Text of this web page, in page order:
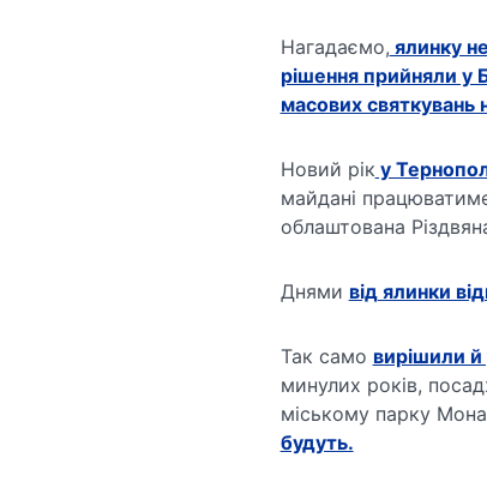
Нагадаємо, ялинку
рішення прийняли у
масових святкувань
Новий рік у
майдані
облаштована
Днями від ялинки
Так само вирішили
минулих років,
міському парку
будуть.